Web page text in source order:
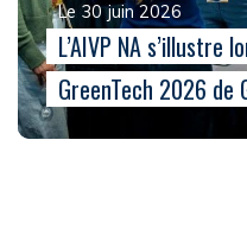
Le 30 juin 2026
L’AIVP NA s’illustre
GreenTech 2026 de